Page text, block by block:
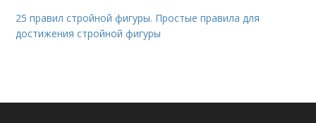
25 правил стройной фигуры. Простые правила для
достижения стройной фигуры